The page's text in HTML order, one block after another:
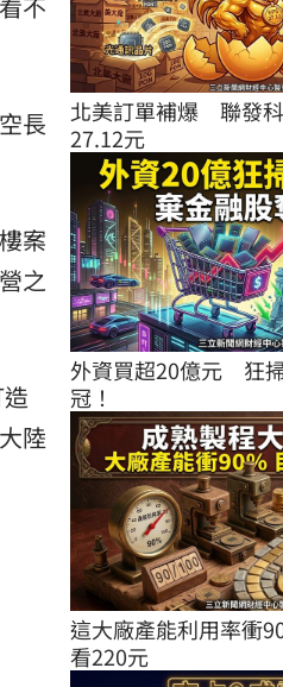
不
長
案
之
陸
北美訂單補爆　聯發
27.12元
外資買超20億元　狂
冠！
這大廠產能利用率衝
看220元